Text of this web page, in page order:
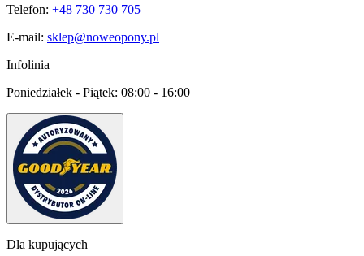
Telefon: +48 730 730 705
E-mail: sklep@noweopony.pl
Infolinia
Poniedziałek - Piątek: 08:00 - 16:00
Dla kupujących